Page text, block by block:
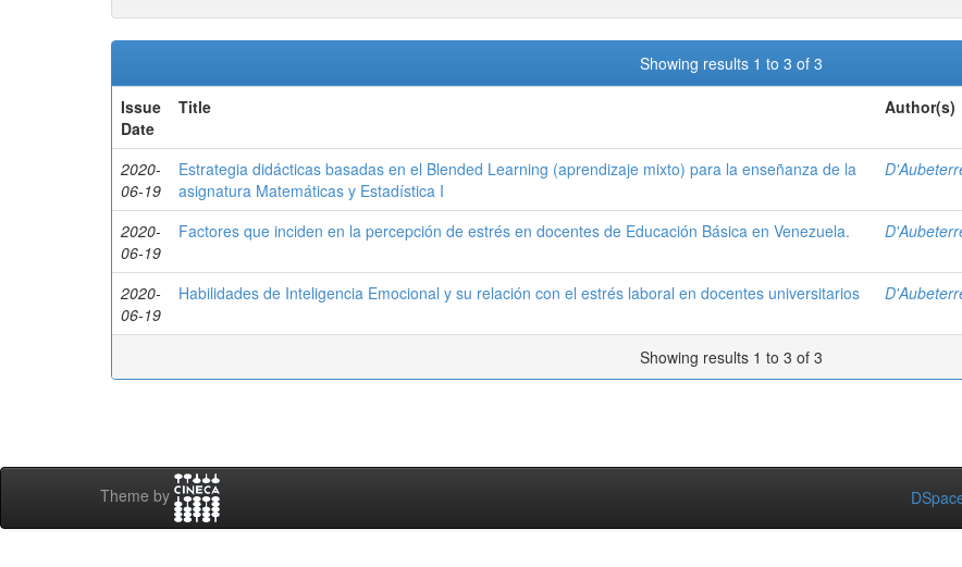
Showing results 1 to 3 of 3
Issue
Date
Title Author(s)
2020-
06-19
Estrategia didácticas basadas en el Blended Learning (aprendizaje mixto) para la enseñanza de la
asignatura Matemáticas y Estadística I
2020-
06-19
Factores que inciden en la percepción de estrés en docentes de Educación Básica en Venezuela.
2020-
06-19
Habilidades de Inteligencia Emocional y su relación con el estrés laboral en docentes universitarios
Showing results 1 to 3 of 3
Theme by